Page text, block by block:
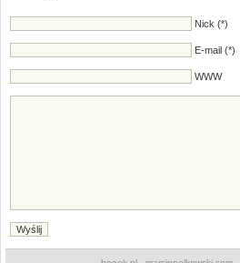
Nick (*)
E-mail (*)
WWW